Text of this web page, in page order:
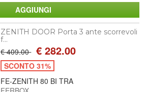
ZENITH DOOR Porta 3 ante scorrevoli
f...
€ 409.00 € 282.00
SCONTO 31%
FE-ZENITH 80 BI TRA